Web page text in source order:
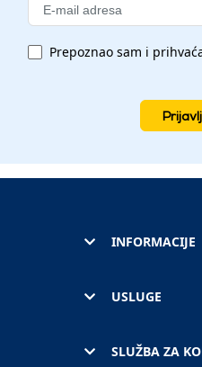
Prepoznao sam i
INFORMACIJE
USLUGE
SLUŽBA ZA